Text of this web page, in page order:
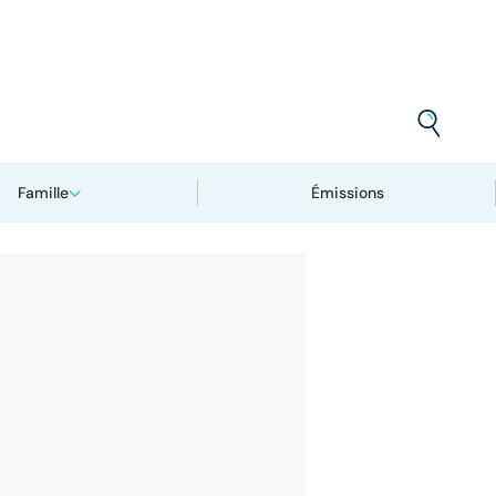
Famille Émissions